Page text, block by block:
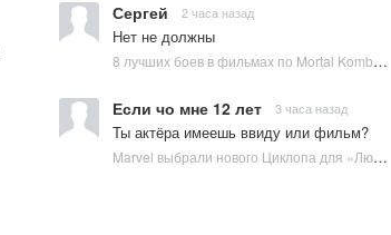
Сергей 2 часа назад
Нет не должны
8 лучших боев в фильмах по Mortal Kombat: от «Смертельной битвы» до «Мортал Комбат 2» | Plugged In Ru
Если чо мне 12 лет 3 часа назад
Ты актёра имеешь ввиду или фильм?
Marvel выбрали нового Циклопа для «Людей Икс» | Plugged In Ru